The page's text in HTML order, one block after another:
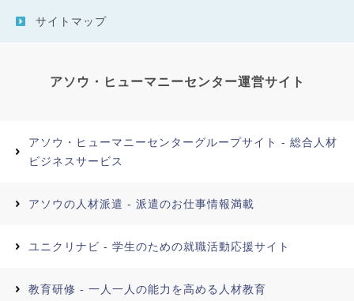
サイトマップ
アソウ・ヒューマニーセンター運営サイト
アソウ・ヒューマニーセンターグループサイト - 総合人材
ビジネスサービス
アソウの人材派遣 - 派遣のお仕事情報満載
ユニクリナビ - 学生のための就職活動応援サイト
教育研修 - 一人一人の能力を高める人材教育